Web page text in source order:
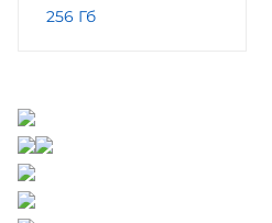
256 Гб